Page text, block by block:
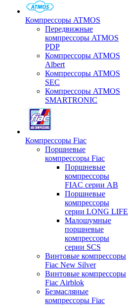
Компрессоры ATMOS
Передвижные
компрессоры ATMOS
PDP
Компрессоры ATMOS
Albert
Компрессоры ATMOS
SEC
Компрессоры ATMOS
SMARTRONIC
Компрессоры Fiac
Поршневые
компрессоры Fiac
Поршневые
компрессоры
FIAC серии AB
Поршневые
компрессоры
серии LONG LIFE
Малошумные
поршневые
компрессоры
серии SCS
Винтовые компрессоры
Fiac New Silver
Винтовые компрессоры
Fiac Airblok
Безмасляные
компрессоры Fiac